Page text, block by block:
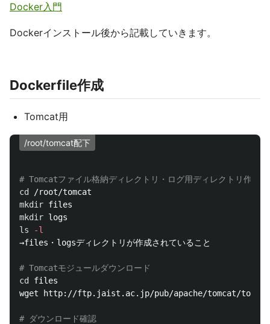
Docker入門
Dockerインストール後から記載していきます。
Dockerfile作成
Tomcat用
/root/tomcat配下
# Tomcatファイル格納ディレクトリ・ログ用ディレクトリ作成
cd
mkdir
mkdir
ls
-l
→files・logsディレクトリが作成されていること
# Tomcatモジュールダウンロード
cd files
wget http://ftp.jaist.ac.jp/pub/apache/tomcat/
# ダウンロード確認